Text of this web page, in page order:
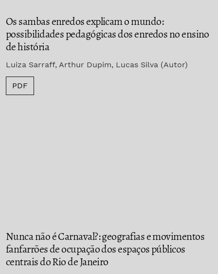
Os sambas enredos explicam o mundo:
possibilidades pedagógicas dos enredos no ensino
de história
Luiza Sarraff, Arthur Dupim, Lucas Silva (Autor)
PDF
Nunca não é Carnaval?: geografias e movimentos
fanfarrões de ocupação dos espaços públicos
centrais do Rio de Janeiro